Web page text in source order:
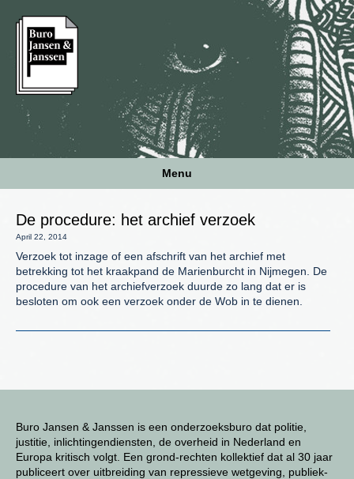
Menu
Buro Jansen & Janssen is een onderzoeksburo dat politie,
justitie, inlichtingendiensten, de overheid in Nederland en
Europa kritisch volgt. Een grond-rechten kollektief dat al 30 jaar
publiceert over uitbreiding van repressieve wetgeving, publiek-
De procedure: het archief verzoek
April 22, 2014
Verzoek tot inzage of een afschrift van het archief met
betrekking tot het kraakpand de Marienburcht in Nijmegen. De
procedure van het archiefverzoek duurde zo lang dat er is
besloten om ook een verzoek onder de Wob in te dienen.